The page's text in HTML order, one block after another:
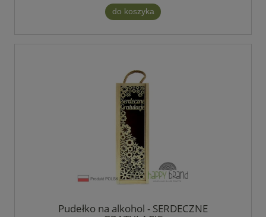
do koszyka
Pudełko na alkohol - SERDECZNE